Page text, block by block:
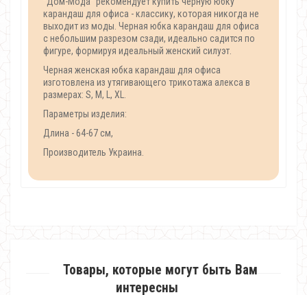
карандаш для офиса - классику, которая никогда не
выходит из моды. Черная юбка карандаш для офиса
с небольшим разрезом сзади, идеально садится по
фигуре, формируя идеальный женский силуэт.
Черная женская юбка карандаш для офиса
изготовлена из утягивающего трикотажа алекса в
размерах: S, M, L, XL.
Параметры изделия:
Длина - 64-67 см,
Производитель Украина.
Товары, которые могут быть Вам
интересны